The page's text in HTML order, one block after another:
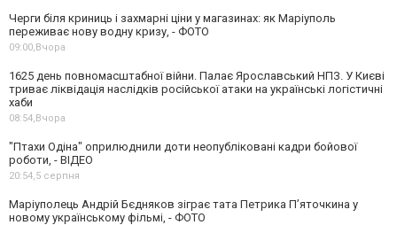
Черги біля криниць і захмарні ціни у магазинах: як Маріуполь
переживає нову водну кризу, - ФОТО
09:00,Вчора
1625 день повномасштабної війни. Палає Ярославський НПЗ. У Києві
триває ліквідація наслідків російської атаки на українські логістичні
хаби
08:54,Вчора
"Птахи Одіна" оприлюднили доти неопубліковані кадри бойової
роботи, - ВІДЕО
20:54,5 серпня
Маріуполець Андрій Бєдняков зіграє тата Петрика П’яточкина у
новому українському фільмі, - ФОТО